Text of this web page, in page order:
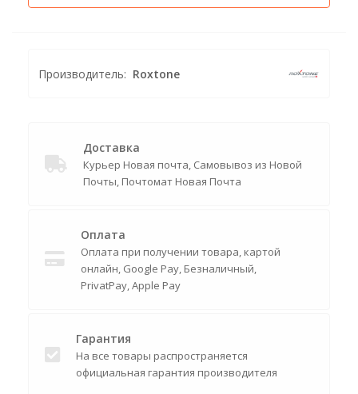
Производитель: Roxtone
Доставка
Курьер Новая почта, Самовывоз из Новой
Почты, Почтомат Новая Почта
Оплата
Оплата при получении товара, картой
онлайн, Google Pay, Безналичный,
PrivatPay, Apple Pay
Гарантия
На все товары распространяется
официальная гарантия производителя